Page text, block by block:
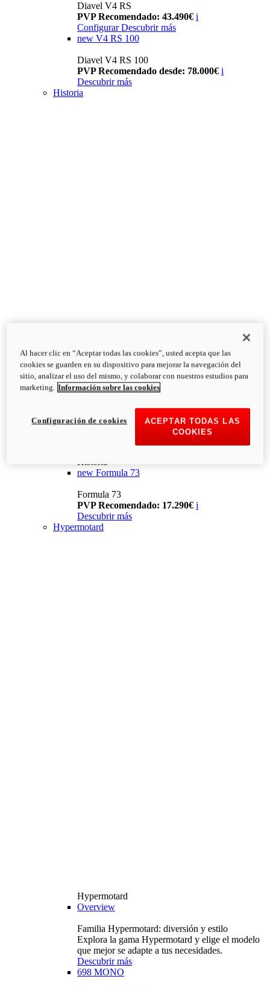
Diavel V4 RS
PVP Recomendado: 43.490€ i
Configurar Descubrir más
new V4 RS 100
Diavel V4 RS 100
PVP Recomendado desde: 78.000€ i
Descubrir más
Historia
Historia
new Formula 73
Formula 73
PVP Recomendado: 17.290€ i
Descubrir más
Hypermotard
Hypermotard
Overview
Familia Hypermotard: diversión y estilo
Explora la gama Hypermotard y elige el modelo
que mejor se adapte a tus necesidades.
Descubrir más
698 MONO
Al hacer clic en “Aceptar todas las cookies”, usted acepta que las
cookies se guarden en su dispositivo para mejorar la navegación del
sitio, analizar el uso del mismo, y colaborar con nuestros estudios para
marketing. Información sobre las cookies
ACEPTAR TODAS LAS
COOKIES
Configuración de cookies